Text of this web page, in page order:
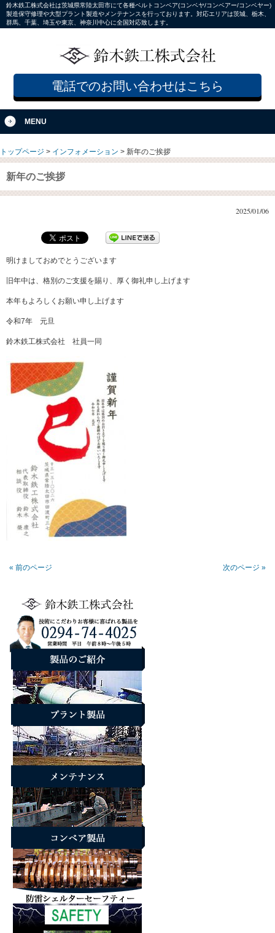
鈴木鉄工株式会社は茨城県常陸太田市にて各種ベルトコンベア(コンベヤ/コンベアー/コンベヤー)
製造保守修理や大型プラント製造やメンテナンスを行っております。対応エリアは茨城、栃木、
群馬、千葉、埼玉や東京、神奈川中心に全国対応致します。
電話でのお問い合わせはこちら
MENU
トップページ > インフォメーション > 新年のご挨拶
新年のご挨拶
2025/01/06
明けましておめでとうございます
旧年中は、格別のご支援を賜り、厚く御礼申し上げます
本年もよろしくお願い申し上げます
令和7年 元旦
鈴木鉄工株式会社 社員一同
« 前のページ 次のページ »